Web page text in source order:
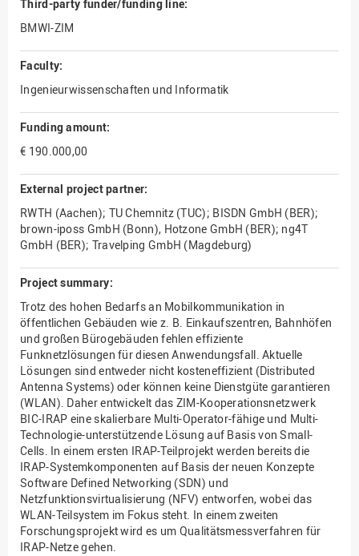
Third-party funder/funding line:
BMWI-ZIM
Faculty:
Ingenieurwissenschaften und Informatik
Funding amount:
€ 190.000,00
External project partner:
RWTH (Aachen); TU Chemnitz (TUC); BISDN GmbH (BER);
brown-iposs GmbH (Bonn), Hotzone GmbH (BER); ng4T
GmbH (BER); Travelping GmbH (Magdeburg)
Project summary:
Trotz des hohen Bedarfs an Mobilkommunikation in
öffentlichen Gebäuden wie z. B. Einkaufszentren, Bahnhöfen
und großen Bürogebäuden fehlen effiziente
Funknetzlösungen für diesen Anwendungsfall. Aktuelle
Lösungen sind entweder nicht kosteneffizient (Distributed
Antenna Systems) oder können keine Dienstgüte garantieren
(WLAN). Daher entwickelt das ZIM-Kooperationsnetzwerk
BIC-IRAP eine skalierbare Multi-Operator-fähige und Multi-
Technologie-unterstützende Lösung auf Basis von Small-
Cells. In einem ersten IRAP-Teilprojekt werden bereits die
IRAP-Systemkomponenten auf Basis der neuen Konzepte
Software Defined Networking (SDN) und
Netzfunktionsvirtualisierung (NFV) entworfen, wobei das
WLAN-Teilsystem im Fokus steht. In einem zweiten
Forschungsprojekt wird es um Qualitätsmessverfahren für
IRAP-Netze gehen.